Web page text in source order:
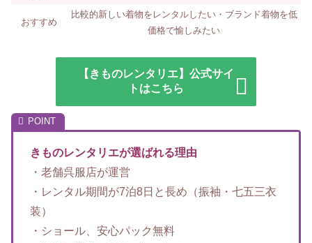
おすすめ
比較的新しい着物をレンタルしたい・ブランド着物を低
価格で愉しみたい
【きものレンタリエ】公式サイ
トはこちら
きものレンタリエが選ばれる理由
・老舗呉服店が運営
・レンタル期間が7泊8日と長め（振袖・七五三衣
装）
・ショール、安心パック無料